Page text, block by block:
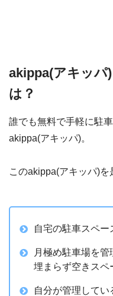
akippa(アキッパ
は？
誰でも無料で手軽に駐
akippa(アキッパ)。
このakippa(アキッパ)を
自宅の駐車スペー
月極め駐車場を
埋まらず空きスペ
自分が管理して